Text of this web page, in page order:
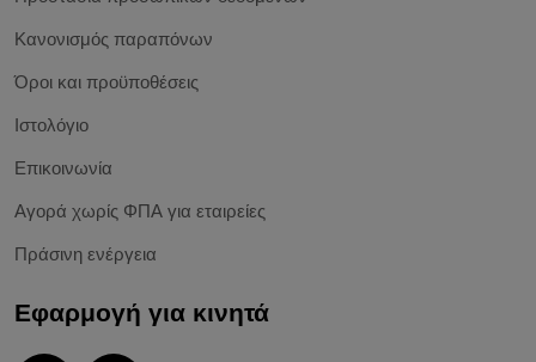
Κανονισμός παραπόνων
Όροι και προϋποθέσεις
Ιστολόγιο
Επικοινωνία
Αγορά χωρίς ΦΠΑ για εταιρείες
Πράσινη ενέργεια
Εφαρμογή για κινητά